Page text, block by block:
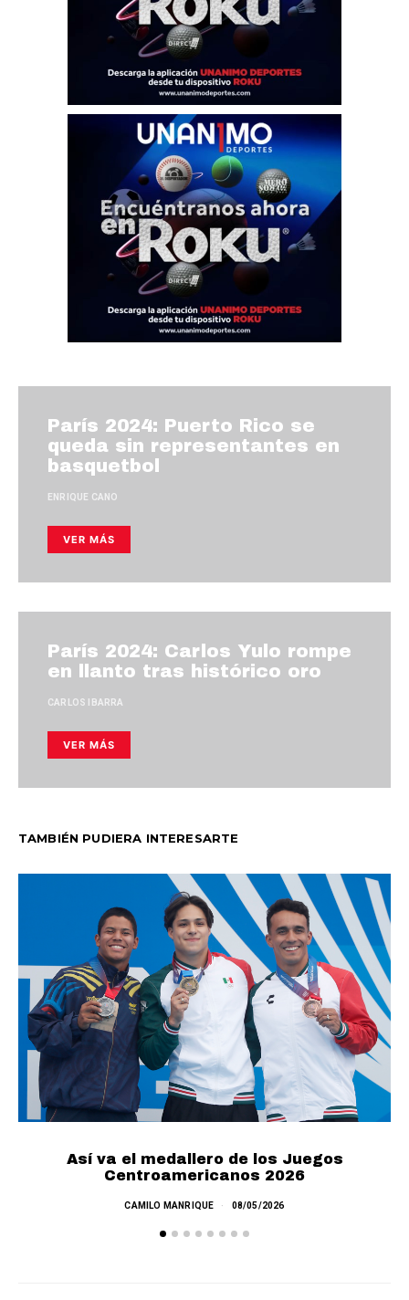
París 2024: Puerto Rico se
queda sin representantes en
basquetbol
ENRIQUE CANO
VER MÁS
París 2024: Carlos Yulo rompe
en llanto tras histórico oro
CARLOS IBARRA
VER MÁS
TAMBIÉN PUDIERA INTERESARTE
Así va el medallero de los Juegos
Centroamericanos 2026
CAMILO MANRIQUE 08/05/2026